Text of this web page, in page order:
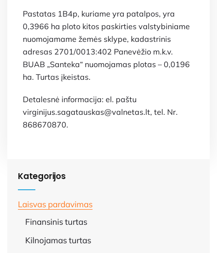
Pastatas 1B4p, kuriame yra patalpos, yra
0,3966 ha ploto kitos paskirties valstybiniame
nuomojamame žemės sklype, kadastrinis
adresas 2701/0013:402 Panevėžio m.k.v.
BUAB „Santeka“ nuomojamas plotas – 0,0196
ha. Turtas įkeistas.
Detalesnė informacija: el. paštu
virginijus.sagatauskas@valnetas.lt, tel. Nr.
868670870.
Kategorijos
Laisvas pardavimas
Finansinis turtas
Kilnojamas turtas